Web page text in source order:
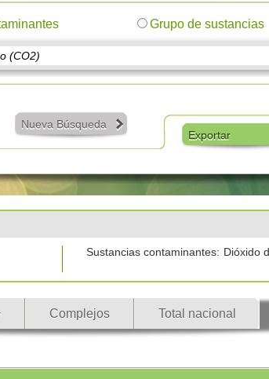
Grupo de sustancias
Nueva Búsqueda
Exportar
Sustancias contaminantes: Dióxido
Complejos Total nacional